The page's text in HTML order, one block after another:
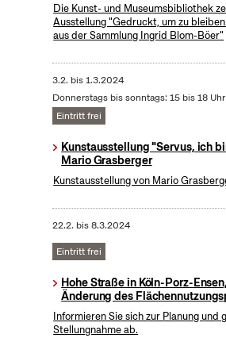
Die Kunst- und Museumsbibliothek
Ausstellung "Gedruckt, um zu
aus der Sammlung Ingrid Blom-Böer"
3.2. bis1.3.2024
Donnerstags bis sonntags: 15 bis 18 Uhr
Eintritt frei
Kunstausstellung "Servus, ich
Mario Grasberger
Kunstausstellung von Mario
22.2. bis8.3.2024
Eintritt frei
Hohe Straße in Köln-Porz-
Änderung des
Informieren Sie sich zur Planung und
Stellungnahme ab.